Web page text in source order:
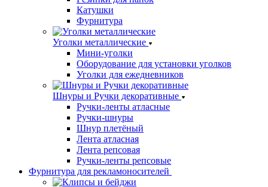
Катушки
Фурнитура
Уголки металлические
Мини-уголки
Оборудование для установки уголков
Уголки для ежедневников
Шнуры и Ручки декоративные
Ручки-ленты атласные
Ручки-шнуры
Шнур плетёный
Лента атласная
Лента репсовая
Ручки-ленты репсовые
Фурнитура для рекламоносителей